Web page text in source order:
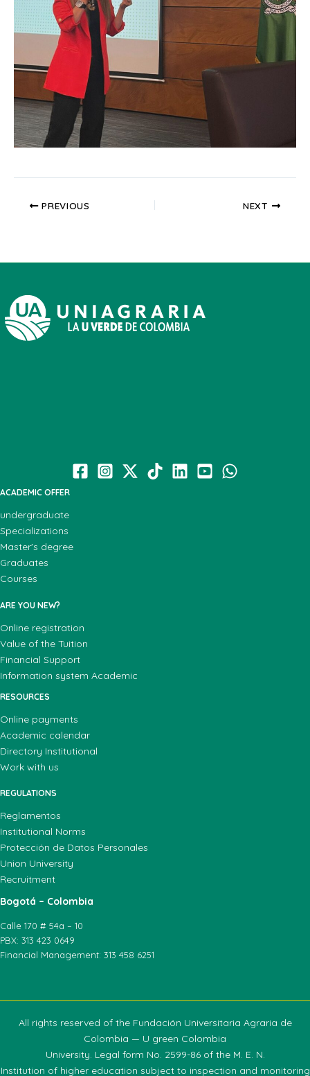
PREVIOUS NEXT
ACADEMIC OFFER
undergraduate
Specializations
Master's degree
Graduates
Courses
ARE YOU NEW?
Online registration
Value of the Tuition
Financial Support
Information system Academic
RESOURCES
Online payments
Academic calendar
Directory Institutional
Work with us
REGULATIONS
Reglamentos
Institutional Norms
Protección de Datos Personales
Union University
Recruitment
Bogotá – Colombia
Calle 170 # 54a – 10
PBX: 313 423 0649
Financial Management: 313 458 6251
All rights reserved of the Fundación Universitaria Agraria de
Colombia — U green Colombia
University. Legal form No. 2599-86 of the M. E. N.
Institution of higher education subject to inspection and monitoring